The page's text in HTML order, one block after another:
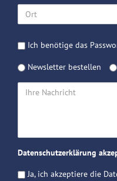
Ort
Passwort
Ich benötige das
Newsletter
Newsletter bestellen
Ihre
Datenschutzerklärung
Ja, ich akzeptiere die